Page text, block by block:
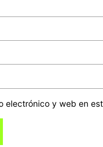
electrónico y web en